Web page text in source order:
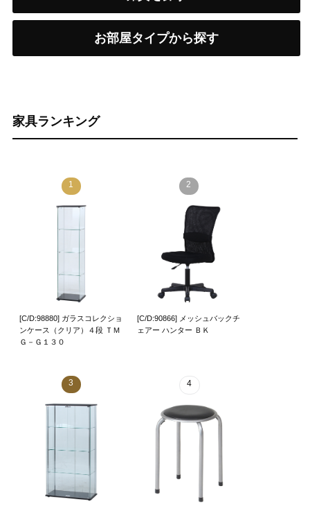
お部屋タイプから探す
家具ランキング
1
[C/D:98880] ガラスコレクショ
ンケース（クリア）４段 ＴＭ
Ｇ－Ｇ１３０
2
[C/D:90866] メッシュバックチ
ェアー ハンター ＢＫ
3 4